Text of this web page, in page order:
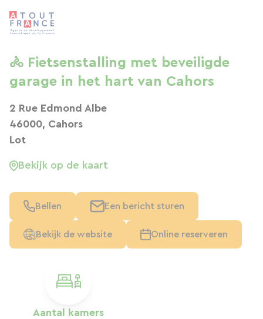
Aantal kamers
🚴 Fietsenstalling met beveiligde
garage in het hart van Cahors
2 Rue Edmond Albe
46000, Cahors
Lot
Bekijk op de kaart
Bellen Een bericht sturen
Bekijk de website Online reserveren